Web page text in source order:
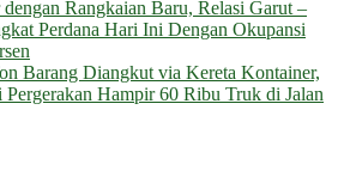
Rangkaian Baru, Relasi Garut –
Perdana Hari Ini Dengan Okupansi
Barang Diangkut via Kereta Kontainer,
Pergerakan Hampir 60 Ribu Truk di Jalan